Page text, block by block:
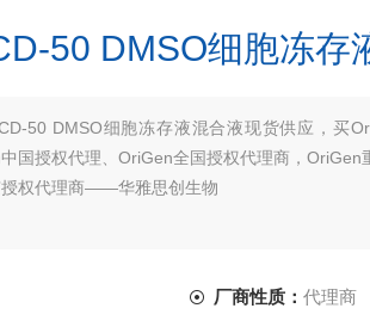
50 DMSO细胞冻存
50 DMSO细胞冻存液混合液现货供应，买
国授权代理、OriGen全国授权代理商，OriGen
权代理商——华雅思创生物
厂商性质： 代理商